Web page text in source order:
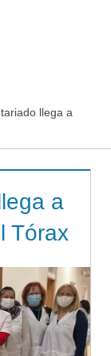
llega a
a
Tórax